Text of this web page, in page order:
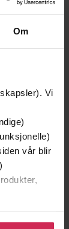
Om
Vi
vår blir
til å
EBOK